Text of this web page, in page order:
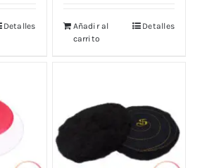
Detalles
Añadir al
carrito
Detalles